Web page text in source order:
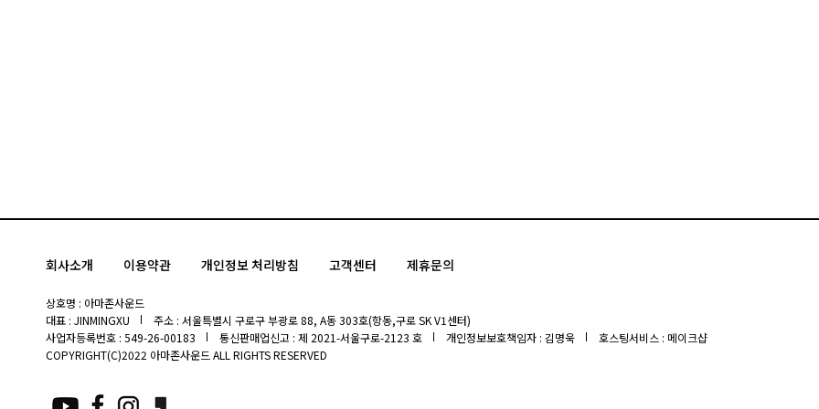
회사소개 이용약관 개인정보 처리방침 고객센터 제휴문의
상호명 : 아마존사운드
대표 : JINMINGXU
주소 : 서울특별시 구로구 부광로 88, A동 303호(항동,구로 SK V1센터)
사업자등록번호 : 549-26-00183
통신판매업신고 : 제 2021-서울구로-2123 호 개인정보보호책임자 : 김명욱
호스팅서비스 : 메이크샵
COPYRIGHT(C)2022 아마존사운드 ALL RIGHTS RESERVED